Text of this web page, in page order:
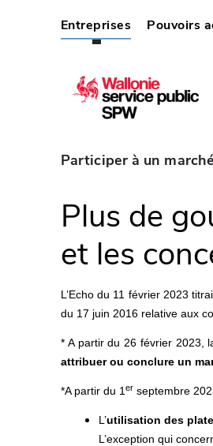
Entreprises(current)
Pouvoirs
Participer à un marché
Plus de
et les
L’Echo du 11 février 2023
du 17 juin 2016 relative aux
* A partir du 26 février 2023,
attribuer ou conclure un
*A partir du 1 er septembre
L’utilisation des
L’exception qui